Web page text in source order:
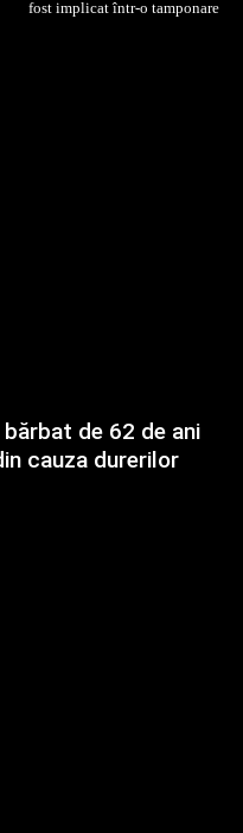
fost implicat într-o tamponare
de 62 de ani
cauza durerilor